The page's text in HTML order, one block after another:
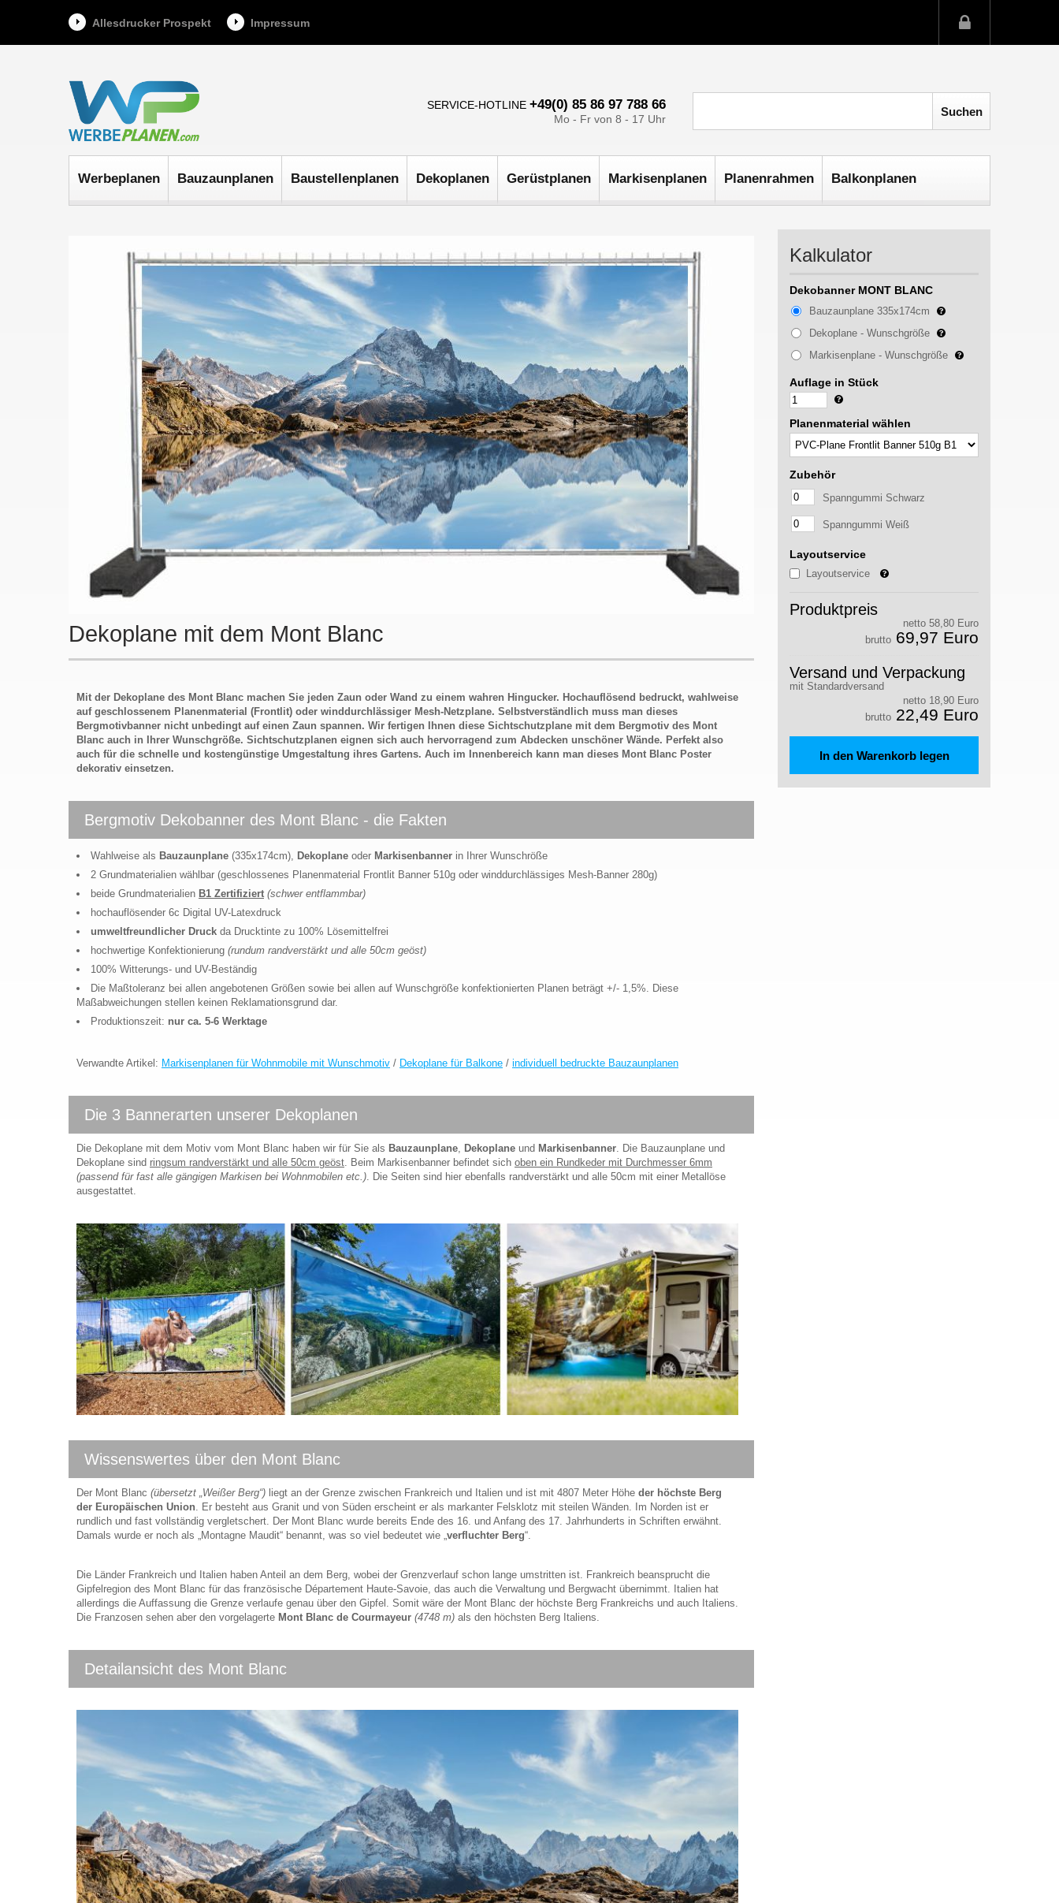
Allesdrucker Prospekt Impressum
SERVICE-HOTLINE +49(0) 85 86 97 788 66
Mo - Fr von 8 - 17 Uhr
Werbeplanen Bauzaunplanen Baustellenplanen Dekoplanen Gerüstplanen Markisenplanen Planenrahmen Balkonplanen
Dekoplane mit dem Mont Blanc
Mit der Dekoplane des Mont Blanc machen Sie jeden Zaun oder Wand zu einem wahren Hingucker. Hochauflösend bedruckt, wahlweise
auf geschlossenem Planenmaterial (Frontlit) oder winddurchlässiger Mesh-Netzplane. Selbstverständlich muss man dieses
Bergmotivbanner nicht unbedingt auf einen Zaun spannen. Wir fertigen Ihnen diese Sichtschutzplane mit dem Bergmotiv des Mont
Blanc auch in Ihrer Wunschgröße. Sichtschutzplanen eignen sich auch hervorragend zum Abdecken unschöner Wände. Perfekt also
auch für die schnelle und kostengünstige Umgestaltung ihres Gartens. Auch im Innenbereich kann man dieses Mont Blanc Poster
dekorativ einsetzen.
Bergmotiv Dekobanner des Mont Blanc - die Fakten
Wahlweise als Bauzaunplane (335x174cm), Dekoplane oder Markisenbanner in Ihrer Wunschröße
2 Grundmaterialien wählbar (geschlossenes Planenmaterial Frontlit Banner 510g oder winddurchlässiges Mesh-Banner 280g)
beide Grundmaterialien B1 Zertifiziert (schwer entflammbar)
hochauflösender 6c Digital UV-Latexdruck
umweltfreundlicher Druck da Drucktinte zu 100% Lösemittelfrei
hochwertige Konfektionierung (rundum randverstärkt und alle 50cm geöst)
100% Witterungs- und UV-Beständig
Die Maßtoleranz bei allen angebotenen Größen sowie bei allen auf Wunschgröße konfektionierten Planen beträgt +/- 1,5%. Diese
Maßabweichungen stellen keinen Reklamationsgrund dar.
Produktionszeit: nur ca. 5-6 Werktage
Verwandte Artikel: Markisenplanen für Wohnmobile mit Wunschmotiv / Dekoplane für Balkone / individuell bedruckte Bauzaunplanen
Die 3 Bannerarten unserer Dekoplanen
Die Dekoplane mit dem Motiv vom Mont Blanc haben wir für Sie als Bauzaunplane, Dekoplane und Markisenbanner. Die Bauzaunplane und
Dekoplane sind ringsum randverstärkt und alle 50cm geöst. Beim Markisenbanner befindet sich oben ein Rundkeder mit Durchmesser 6mm
(passend für fast alle gängigen Markisen bei Wohnmobilen etc.). Die Seiten sind hier ebenfalls randverstärkt und alle 50cm mit einer Metallöse
ausgestattet.
Wissenswertes über den Mont Blanc
Der Mont Blanc (übersetzt „Weißer Berg“) liegt an der Grenze zwischen Frankreich und Italien und ist mit 4807 Meter Höhe der höchste Berg
der Europäischen Union. Er besteht aus Granit und von Süden erscheint er als markanter Felsklotz mit steilen Wänden. Im Norden ist er
rundlich und fast vollständig vergletschert. Der Mont Blanc wurde bereits Ende des 16. und Anfang des 17. Jahrhunderts in Schriften erwähnt.
Damals wurde er noch als „Montagne Maudit“ benannt, was so viel bedeutet wie „verfluchter Berg“.
Die Länder Frankreich und Italien haben Anteil an dem Berg, wobei der Grenzverlauf schon lange umstritten ist. Frankreich beansprucht die
Gipfelregion des Mont Blanc für das französische Département Haute-Savoie, das auch die Verwaltung und Bergwacht übernimmt. Italien hat
allerdings die Auffassung die Grenze verlaufe genau über den Gipfel. Somit wäre der Mont Blanc der höchste Berg Frankreichs und auch Italiens.
Die Franzosen sehen aber den vorgelagerte Mont Blanc de Courmayeur (4748 m) als den höchsten Berg Italiens.
Detailansicht des Mont Blanc
Kalkulator
Dekobanner MONT BLANC
Bauzaunplane 335x174cm
Dekoplane - Wunschgröße
Markisenplane - Wunschgröße
Auflage in Stück
Planenmaterial wählen
Zubehör
Spanngummi Schwarz
Spanngummi Weiß
Layoutservice
Layoutservice
Produktpreis
netto 58,80 Euro
brutto 69,97 Euro
Versand und Verpackung
mit Standardversand
netto 18,90 Euro
brutto 22,49 Euro